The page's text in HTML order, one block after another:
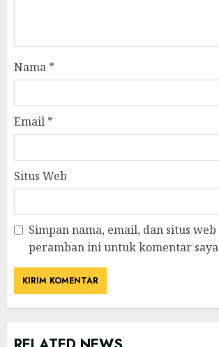
Nama *
Email *
Situs Web
Simpan nama, email, dan situs web
peramban ini untuk komentar